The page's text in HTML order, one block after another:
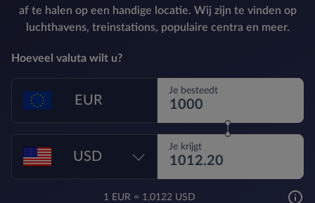
af te halen op een handige locatie. Wij zijn te vinden op
luchthavens, treinstations, populaire centra en meer.
Hoeveel valuta wilt u?
EUR
Je besteedt
USD
Je krijgt
1 EUR= 1,0122 USD